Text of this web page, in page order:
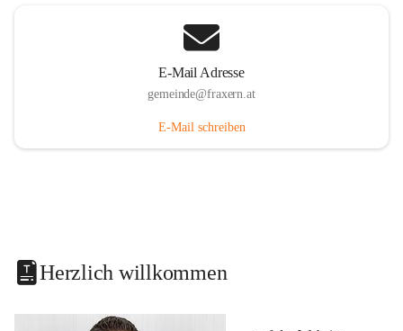
E-Mail Adresse
gemeinde@fraxern.at
E-Mail schreiben
Herzlich willkommen